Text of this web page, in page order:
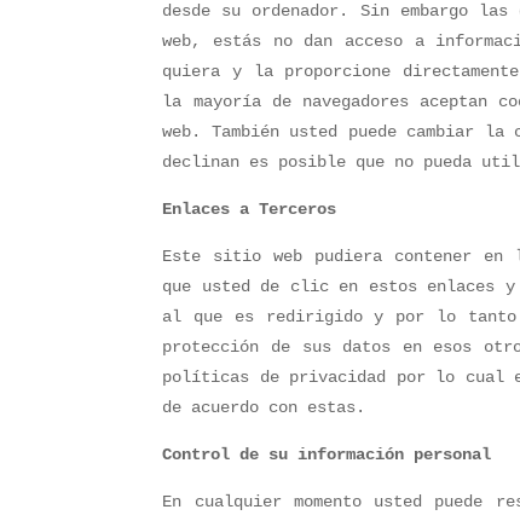
desde su ordenador. Sin embargo
web, estás no dan acceso a
quiera y la proporcione
la mayoría de navegadores aceptan
web. También usted puede cambiar
declinan es posible que no pueda
Enlaces a Terceros
Este sitio web pudiera contener
que usted de clic en estos enlaces
al que es redirigido y por lo tanto
protección de sus datos en esos
políticas de privacidad por lo cual
de acuerdo con estas.
Control de su información personal
En cualquier momento usted